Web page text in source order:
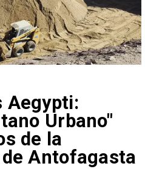
Aegypti:
Urbano"
de la
Antofagasta